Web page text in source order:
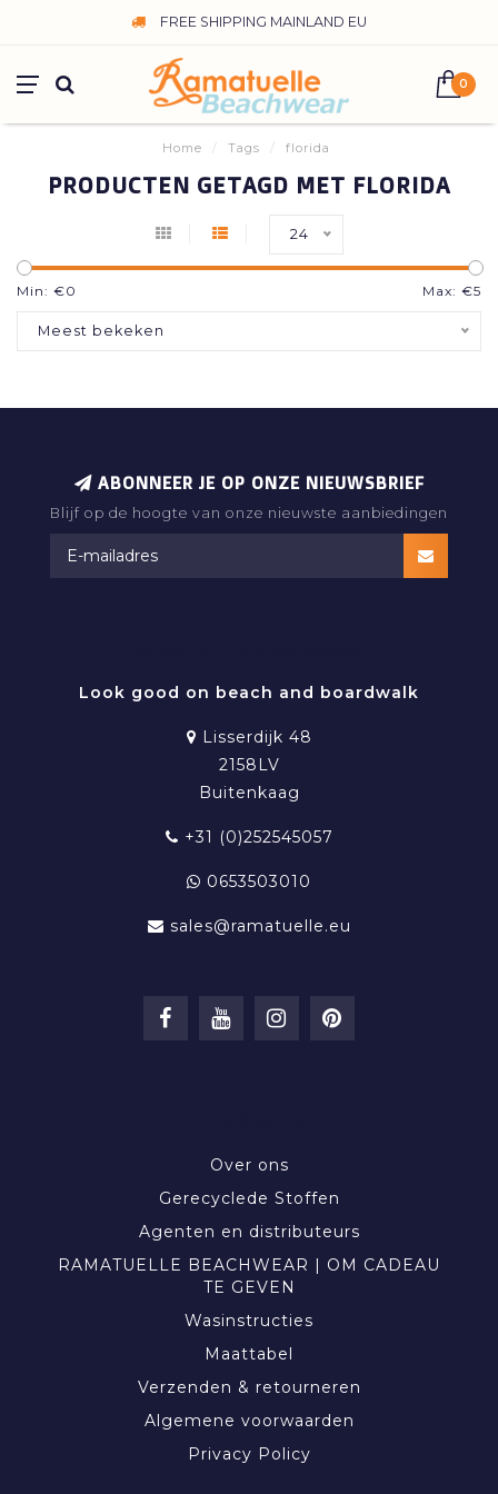
FREE SHIPPING MAINLAND EU
0
Home / Tags / florida
PRODUCTEN GETAGD MET FLORIDA
24
Min: €0 Max: €5
Meest bekeken
ABONNEER JE OP ONZE NIEUWSBRIEF
Blijf op de hoogte van onze nieuwste aanbiedingen
Look good on beach and boardwalk
Lisserdijk 48
2158LV
Buitenkaag
+31 (0)252545057
0653503010
sales@ramatuelle.eu
Over ons
Gerecyclede Stoffen
Agenten en distributeurs
RAMATUELLE BEACHWEAR | OM CADEAU
TE GEVEN
Wasinstructies
Maattabel
Verzenden & retourneren
Algemene voorwaarden
Privacy Policy